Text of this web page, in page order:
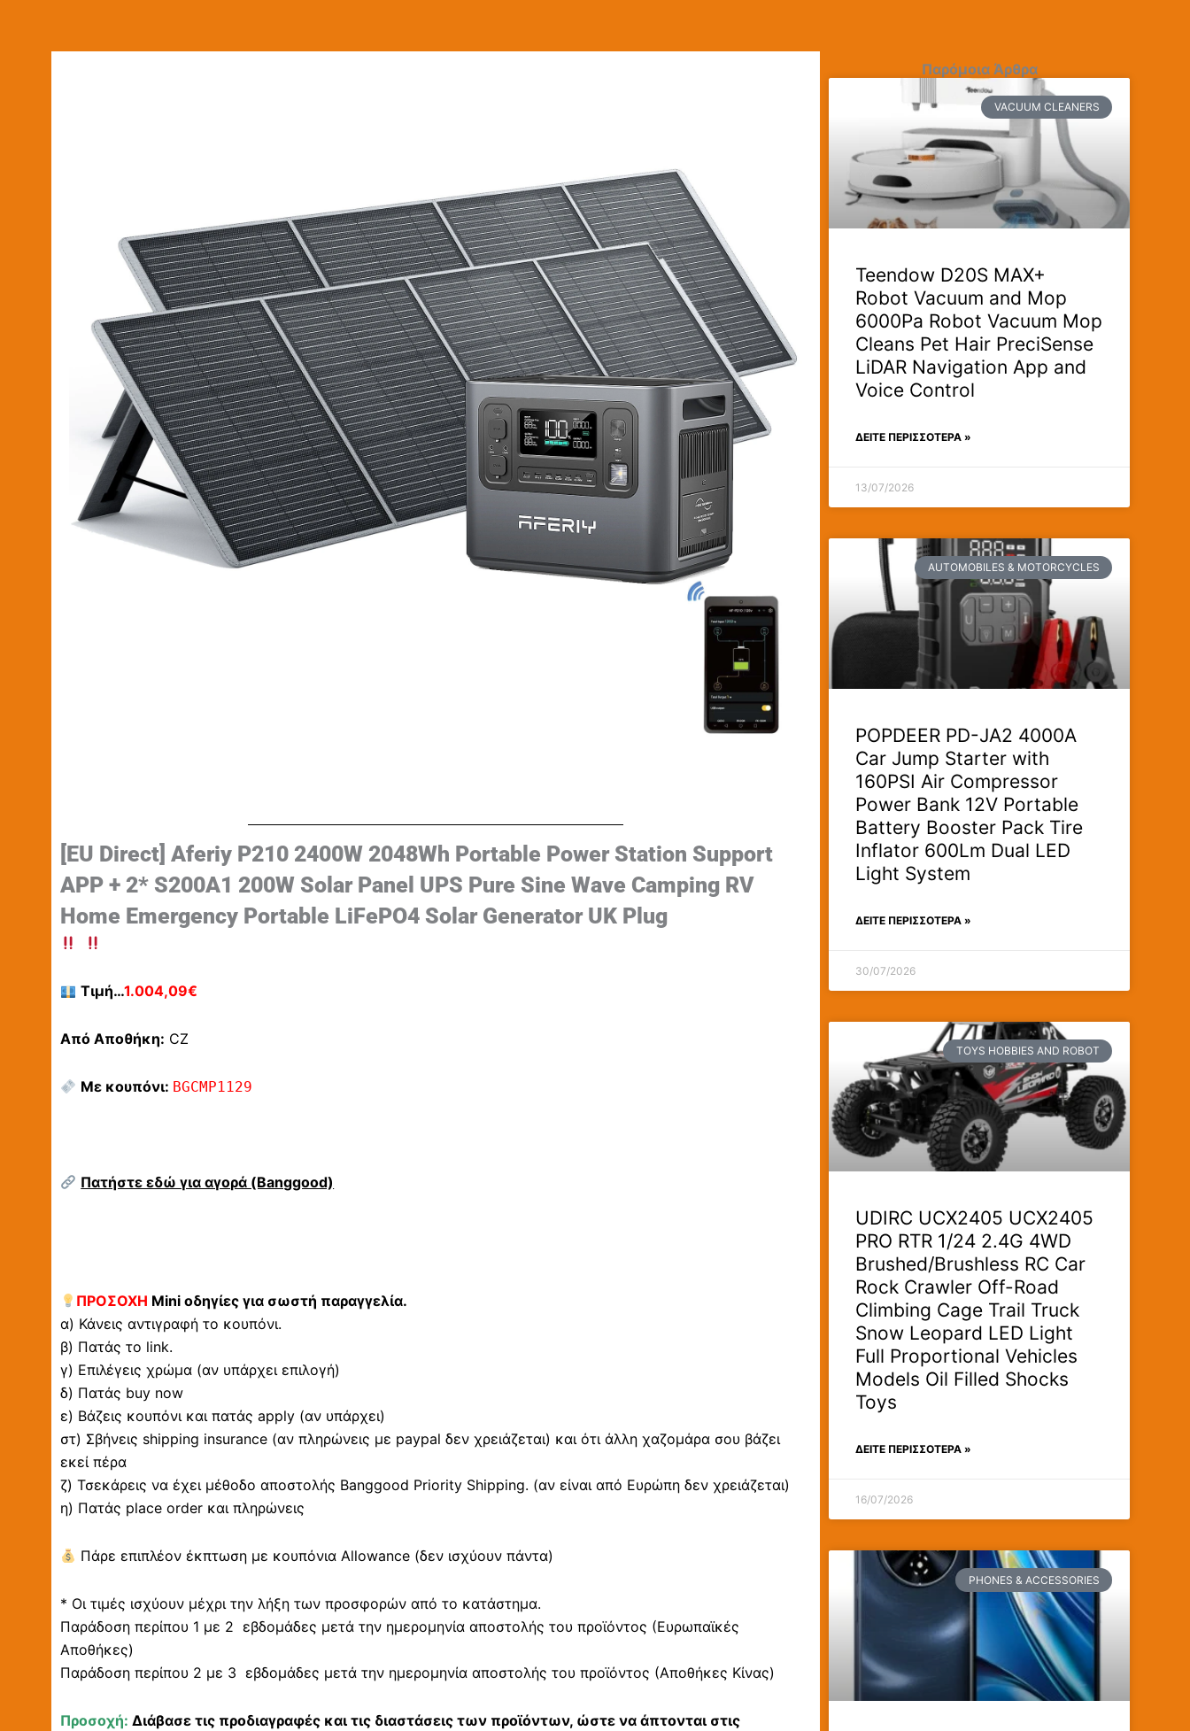
[EU Direct] Aferiy P210 2400W 2048Wh Portable Power Station Support
APP + 2* S200A1 200W Solar Panel UPS Pure Sine Wave Camping RV
Home Emergency Portable LiFePO4 Solar Generator UK Plug
Τιμή…1.004,09€
Από Αποθήκη: CZ
Με κουπόνι: BGCMP1129
Πατήστε εδώ για αγορά (Banggood)
ΠΡΟΣΟΧΗ Mini οδηγίες για σωστή παραγγελία.
α) Κάνεις αντιγραφή το κουπόνι.
β) Πατάς το link.
γ) Επιλέγεις χρώμα (αν υπάρχει επιλογή)
δ) Πατάς buy now
ε) Βάζεις κουπόνι και πατάς apply (αν υπάρχει)
στ) Σβήνεις shipping insurance (αν πληρώνεις με paypal δεν χρειάζεται) και ότι άλλη χαζομάρα σου βάζει
εκεί πέρα
ζ) Τσεκάρεις να έχει μέθοδο αποστολής Banggood Priority Shipping. (αν είναι από Ευρώπη δεν χρειάζεται)
η) Πατάς place order και πληρώνεις
Πάρε επιπλέον έκπτωση με κουπόνια Allowance (δεν ισχύουν πάντα)
* Οι τιμές ισχύουν μέχρι την λήξη των προσφορών από το κατάστημα.
Παράδοση περίπου 1 με 2 εβδομάδες μετά την ημερομηνία αποστολής του προϊόντος (Ευρωπαϊκές
Αποθήκες)
Παράδοση περίπου 2 με 3 εβδομάδες μετά την ημερομηνία αποστολής του προϊόντος (Αποθήκες Κίνας)
Προσοχή: Διάβασε τις προδιαγραφές και τις διαστάσεις των προϊόντων, ώστε να άπτονται στις
Παρόμοια Άρθρα
VACUUM CLEANERS
Teendow D20S MAX+
Robot Vacuum and Mop
6000Pa Robot Vacuum Mop
Cleans Pet Hair PreciSense
LiDAR Navigation App and
Voice Control
ΔΕΊΤΕ ΠΕΡΙΣΣΟΤΕΡΑ »
13/07/2026
AUTOMOBILES & MOTORCYCLES
POPDEER PD-JA2 4000A
Car Jump Starter with
160PSI Air Compressor
Power Bank 12V Portable
Battery Booster Pack Tire
Inflator 600Lm Dual LED
Light System
ΔΕΊΤΕ ΠΕΡΙΣΣΟΤΕΡΑ »
30/07/2026
TOYS HOBBIES AND ROBOT
UDIRC UCX2405 UCX2405
PRO RTR 1/24 2.4G 4WD
Brushed/Brushless RC Car
Rock Crawler Off-Road
Climbing Cage Trail Truck
Snow Leopard LED Light
Full Proportional Vehicles
Models Oil Filled Shocks
Toys
ΔΕΊΤΕ ΠΕΡΙΣΣΟΤΕΡΑ »
16/07/2026
PHONES & ACCESSORIES